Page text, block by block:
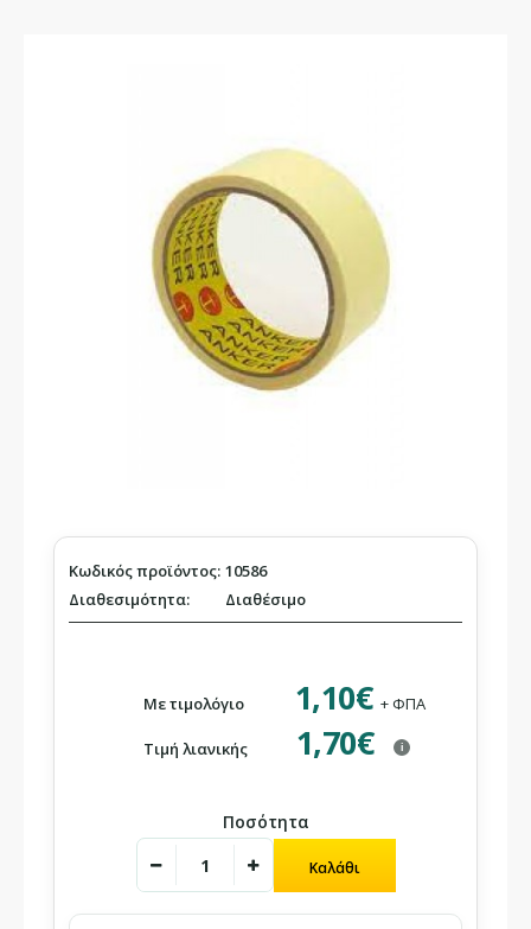
Κωδικός προϊόντος: 10586
Διαθεσιμότητα:
Διαθέσιμο
Με τιμολόγιο 1,10€ + ΦΠΑ
Τιμή λιανικής 1,70€ i
Ποσότητα